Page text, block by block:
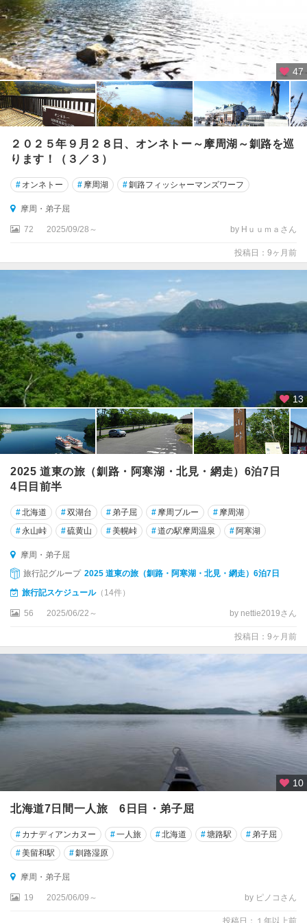
47
２０２５年９月２８日、オンネトー～摩周湖～釧路を巡
ります！（３／３）
# オンネトー # 摩周湖 #釧路フィッシャーマンズワーフ
摩周・弟子屈
72 2025/09/28～ by Hｕｕｍａさん
投稿日：9ヶ月前
13
2025 道東の旅（釧路・阿寒湖・北見・網走）6泊7日
4日目前半
#北海道 #双湖台 # 弟子屈 # 摩周ブルー # 摩周湖
#永山峠 #硫黄山 #美幌峠 #道の駅摩周温泉 #阿寒湖
摩周・弟子屈
旅行記グループ 2025 道東の旅（釧路・阿寒湖・北見・網走）6泊7日
旅行記スケジュール（14件）
56 2025/06/22～ by nettie2019さん
投稿日：9ヶ月前
10
北海道7日間一人旅 6日目・弟子屈
# カナディアンカヌー #一人旅 #北海道 #塘路駅 # 弟子屈
#美留和駅 #釧路湿原
摩周・弟子屈
19 2025/06/09～ by ピノコさん
投稿日：１年以上前